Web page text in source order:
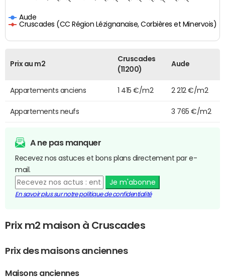
Aude
Cruscades (CC Région Lézignanaise, Corbières et Minervois)
Prix au m2
Cruscades
(11200)
Aude
Appartements anciens 1 415 €/m2 2 212 €/m2
Appartements neufs 3 765 €/m2
A ne pas manquer
Recevez nos astuces et bons plans directement par e-
mail.
Je m'abonne
En savoir plus sur notre politique de confidentialité
Prix m2 maison à Cruscades
Prix des maisons anciennes
Maisons anciennes